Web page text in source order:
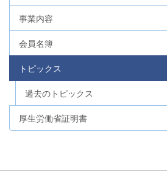
事業内容
会員名簿
トピックス
過去のトピックス
厚生労働省証明書